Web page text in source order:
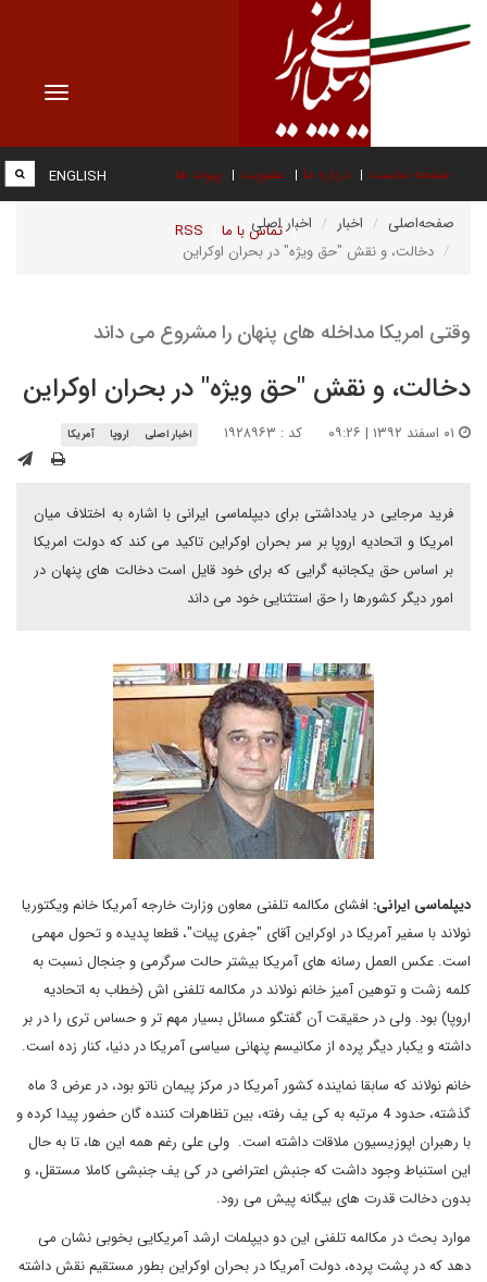
Toggle
صفحه نخست درباره ما عضویت پیوند ها
تماس با ما RSS
ENGLISH
صفحه‌اصلی اخبار
اخبار اصلی
دخالت، و نقش "حق ویژه" در بحران اوکراین
وقتی امریکا مداخله های پنهان را مشروع می داند
دخالت، و نقش "حق ویژه" در بحران اوکراین
کد : ۱۹۲۸۹۶۳ اخبار اصلی اروپا آمریکا
فرید مرجایی در یادداشتی برای دیپلماسی ایرانی با اشاره به اختلاف میان
امریکا و اتحادیه اروپا بر سر بحران اوکراین تاکید می کند که دولت امریکا
بر اساس حق یکجانبه گرایی که برای خود قایل است دخالت های پنهان در
امور دیگر کشورها را حق استثنایی خود می داند
دیپلماسی ایرانی: افشای مکالمه تلفنی معاون وزارت خارجه آمریکا خانم ویکتوریا
نولاند با سفیر آمریکا در اوکراین آقای "جفری پیات"، قطعا پدیده و تحول مهمی
است. عکس العمل رسانه های آمریکا بیشتر حالت سرگرمی و جنجال نسبت به
کلمه زشت و توهین آمیز خانم نولاند در مکالمه تلفنی اش (خطاب به اتحادیه
اروپا) بود. ولی در حقیقت آن گفتگو مسائل بسیار مهم تر و حساس تری را در بر
داشته و یکبار دیگر پرده از مکانیسم پنهانی سیاسی آمریکا در دنیا، کنار زده است.
خانم نولاند که سابقا نماینده کشور آمریکا در مرکز پیمان ناتو بود، در عرض 3 ماه
گذشته، حدود 4 مرتبه به کی یف رفته، بین تظاهرات کننده گان حضور پیدا کرده و
با رهبران اپوزیسیون ملاقات داشته است. ولی علی رغم همه این ها، تا به حال
این استنباط وجود داشت که جنبش اعتراضی در کی یف جنبشی کاملا مستقل، و
بدون دخالت قدرت های بیگانه پیش می رود.
موارد بحث در مکالمه تلفنی این دو دیپلمات ارشد آمریکایی بخوبی نشان می
دهد که در پشت پرده، دولت آمریکا در بحران اوکراین بطور مستقیم نقش داشته